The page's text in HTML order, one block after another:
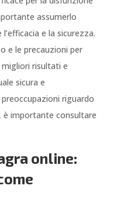
assumerlo
e la sicurezza.
e le precauzioni per
risultati e
sicura e
riguardo
è importante consultare
online: